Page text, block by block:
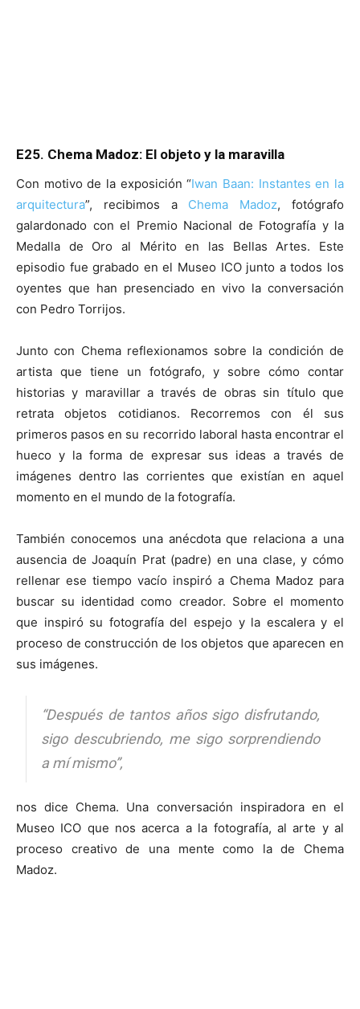
E25. Chema Madoz: El objeto y la maravilla
Con motivo de la exposición “Iwan Baan: Instantes en la
arquitectura”, recibimos a Chema Madoz, fotógrafo
galardonado con el Premio Nacional de Fotografía y la
Medalla de Oro al Mérito en las Bellas Artes. Este
episodio fue grabado en el Museo ICO junto a todos los
oyentes que han presenciado en vivo la conversación
con Pedro Torrijos.
Junto con Chema reflexionamos sobre la condición de
artista que tiene un fotógrafo, y sobre cómo contar
historias y maravillar a través de obras sin título que
retrata objetos cotidianos. Recorremos con él sus
primeros pasos en su recorrido laboral hasta encontrar el
hueco y la forma de expresar sus ideas a través de
imágenes dentro las corrientes que existían en aquel
momento en el mundo de la fotografía.
También conocemos una anécdota que relaciona a una
ausencia de Joaquín Prat (padre) en una clase, y cómo
rellenar ese tiempo vacío inspiró a Chema Madoz para
buscar su identidad como creador. Sobre el momento
que inspiró su fotografía del espejo y la escalera y el
proceso de construcción de los objetos que aparecen en
sus imágenes.
“Después de tantos años sigo disfrutando,
sigo descubriendo, me sigo sorprendiendo
a mí mismo”,
nos dice Chema. Una conversación inspiradora en el
Museo ICO que nos acerca a la fotografía, al arte y al
proceso creativo de una mente como la de Chema
Madoz.